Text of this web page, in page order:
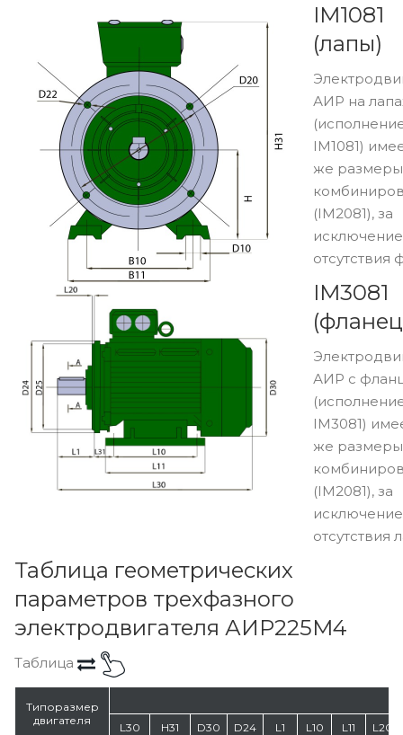
IM1081
(лапы)
АИР на
IM1081)
же
(IM2081), за
отсутствия
IM3081
АИР с
IM3081)
же
(IM2081), за
отсутствия
Таблица геометрических
параметров трехфазного
электродвигателя АИР225M4
Таблица
Типоразмер
двигателя
L30 H31 D30 D24 L1 L10 L11 L20